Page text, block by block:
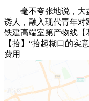
毫不夸张地说，大
诱人，融入现代青年对
铁建高端室第产物线【
【拾】“拾起糊口的实
费用